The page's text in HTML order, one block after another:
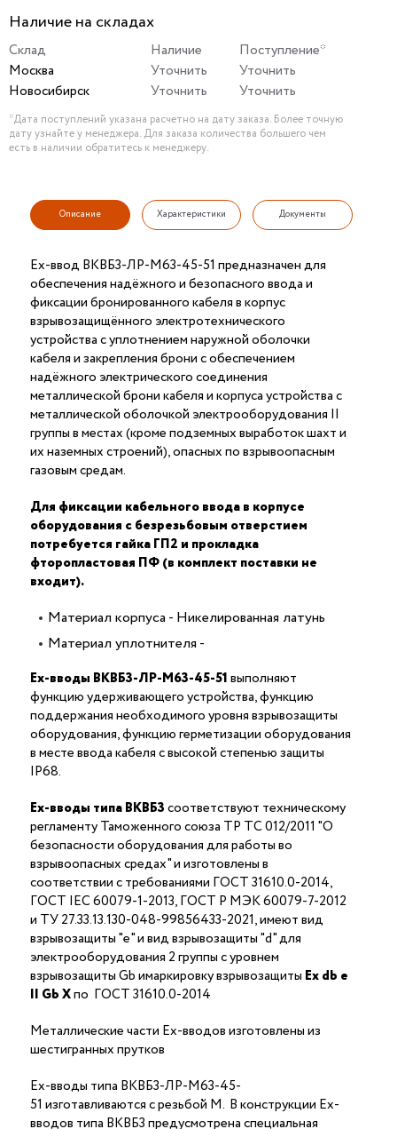
Наличие на складах
Склад Наличие
Поступление*
Москва
Уточнить
Уточнить
Новосибирск
Уточнить Уточнить
*Дата поступлений указана расчетно на дату заказа. Более точную
дату узнайте у менеджера. Для заказа количества большего чем
есть в наличии обратитесь к менеджеру.
Описание Характеристики Документы
Ех-ввод ВКВБ3-ЛР-M63-45-51 предназначен для
обеспечения надёжного и безопасного ввода и
фиксации бронированного кабеля в корпус
взрывозащищённого электротехнического
устройства с уплотнением наружной оболочки
кабеля и закрепления брони с обеспечением
надёжного электрического соединения
металлической брони кабеля и корпуса устройства c
металлической оболочкой электрооборудования II
группы в местах (кроме подземных выработок шахт и
их наземных строений), опасных по взрывоопасным
газовым средам.
Для фиксации кабельного ввода в корпусе
оборудования с безрезьбовым отверстием
потребуется гайка ГП2 и прокладка
фторопластовая ПФ (в комплект поставки не
входит).
Материал корпуса - Никелированная латунь
Материал уплотнителя -
Ex-вводы ВКВБ3-ЛР-M63-45-51выполняют
функцию удерживающего устройства, функцию
поддержания необходимого уровня взрывозащиты
оборудования, функцию герметизации оборудования
в месте ввода кабеля с высокой степенью защиты
IP68.
Ex-вводы типа ВКВБ3соответствуют техническому
регламенту Таможенного союза ТР ТС 012/2011 "О
безопасности оборудования для работы во
взрывоопасных средах" и изготовлены в
соответствии с требованиями ГОСТ 31610.0-2014,
ГОСТ IEC 60079-1-2013, ГОСТ Р МЭК 60079-7-2012
и ТУ 27.33.13.130-048-99856433-2021, имеют вид
взрывозащиты "е" и вид взрывозащиты "d" для
электрооборудования 2 группы с уровнем
взрывозащиты Gb имаркировку взрывозащиты Ехdb е
II Gb Xпо ГОСТ 31610.0-2014
Металлические части Ex-вводов изготовлены из
шестигранных прутков
Ex-вводы типа ВКВБ3-ЛР-M63-45-
51 изготавливаются с резьбой M. В конструкции Ex-
вводов типа ВКВБ3 предусмотрена специальная